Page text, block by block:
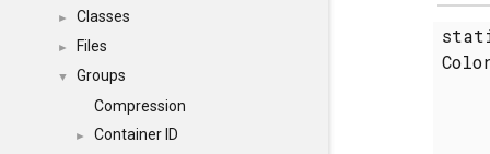
► Classes
► Files
▼
Groups
Compression
► Container ID